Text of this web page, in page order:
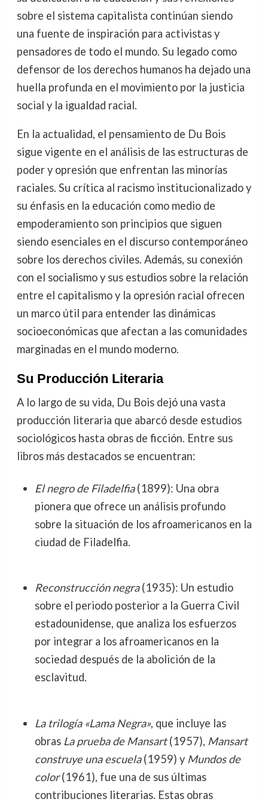
sobre el sistema capitalista continúan siendo
una fuente de inspiración para activistas y
pensadores de todo el mundo. Su legado como
defensor de los derechos humanos ha dejado una
huella profunda en el movimiento por la justicia
social y la igualdad racial.
En la actualidad, el pensamiento de Du Bois
sigue vigente en el análisis de las estructuras de
poder y opresión que enfrentan las minorías
raciales. Su crítica al racismo institucionalizado y
su énfasis en la educación como medio de
empoderamiento son principios que siguen
siendo esenciales en el discurso contemporáneo
sobre los derechos civiles. Además, su conexión
con el socialismo y sus estudios sobre la relación
entre el capitalismo y la opresión racial ofrecen
un marco útil para entender las dinámicas
socioeconómicas que afectan a las comunidades
marginadas en el mundo moderno.
Su Producción Literaria
A lo largo de su vida, Du Bois dejó una vasta
producción literaria que abarcó desde estudios
sociológicos hasta obras de ficción. Entre sus
libros más destacados se encuentran:
El negro de Filadelfia(1899): Una obra
pionera que ofrece un análisis profundo
sobre la situación de los afroamericanos en la
ciudad de Filadelfia.
Reconstrucción negra(1935): Un estudio
sobre el periodo posterior a la Guerra Civil
estadounidense, que analiza los esfuerzos
por integrar a los afroamericanos en la
sociedad después de la abolición de la
esclavitud.
La trilogía «Lama Negra», que incluye las
obras La prueba de Mansart(1957), Mansart
construye una escuela(1959) y Mundos de
color(1961), fue una de sus últimas
contribuciones literarias. Estas obras